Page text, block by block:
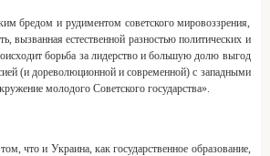
бредом и рудиментом советского мировоззрения,
вызванная естественной разностью политических и
борьба за лидерство и большую долю выгод
(и дореволюционной и современной) с западными
молодого Советского государства».
что и Украина, как государственное образование,